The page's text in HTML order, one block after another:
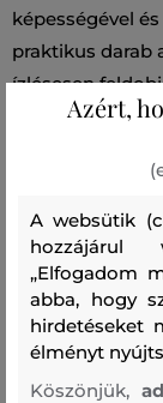
képességével
praktikus darab
ízlésesen
felső anyag
VISZKÓZ
100 %
Azért,
A websütik
hozzájárul
„Elfogadom
abba, hogy
hirdetéseket
élményt
Köszönjük,